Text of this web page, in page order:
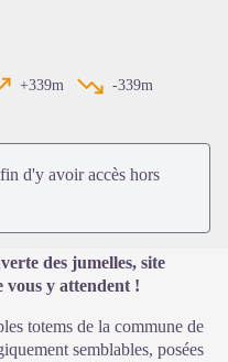
l'image en plein écran
+339m
-339m
d'y avoir accès hors
des jumelles, site
vous y attendent !
totems de la commune de
semblables, posées